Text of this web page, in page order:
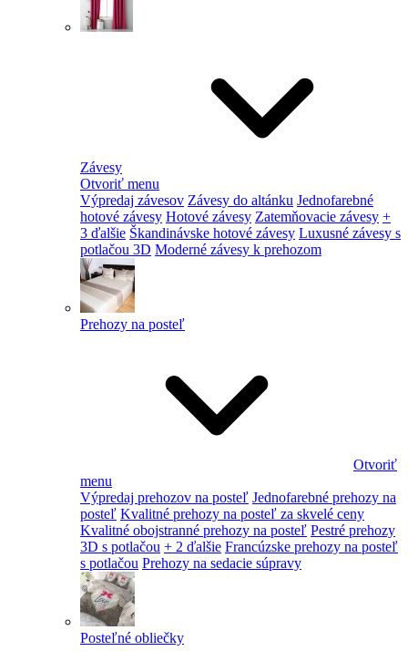
Závesy
Otvoriť menu
Výpredaj závesov Závesy do altánku Jednofarebné
hotové závesy Hotové závesy Zatemňovacie závesy +
3 ďalšie Škandinávske hotové závesy Luxusné závesy s
potlačou 3D Moderné závesy k prehozom
Prehozy na posteľ
Otvoriť
menu
Výpredaj prehozov na posteľ Jednofarebné prehozy na
posteľ Kvalitné prehozy na posteľ za skvelé ceny
Kvalitné obojstranné prehozy na posteľ Pestré prehozy
3D s potlačou + 2 ďalšie Francúzske prehozy na posteľ
s potlačou Prehozy na sedacie súpravy
Posteľné obliečky